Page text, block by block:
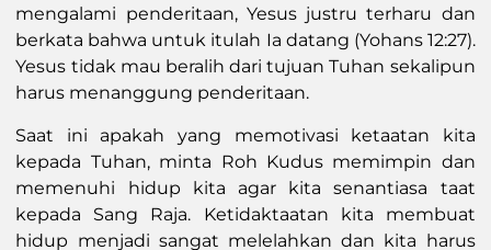
mengalami penderitaan, Yesus justru terharu dan
berkata bahwa untuk itulah Ia datang (Yohans 12:27).
Yesus tidak mau beralih dari tujuan Tuhan sekalipun
harus menanggung penderitaan.
Saat ini apakah yang memotivasi ketaatan kita
kepada Tuhan, minta Roh Kudus memimpin dan
memenuhi hidup kita agar kita senantiasa taat
kepada Sang Raja. Ketidaktaatan kita membuat
hidup menjadi sangat melelahkan dan kita harus